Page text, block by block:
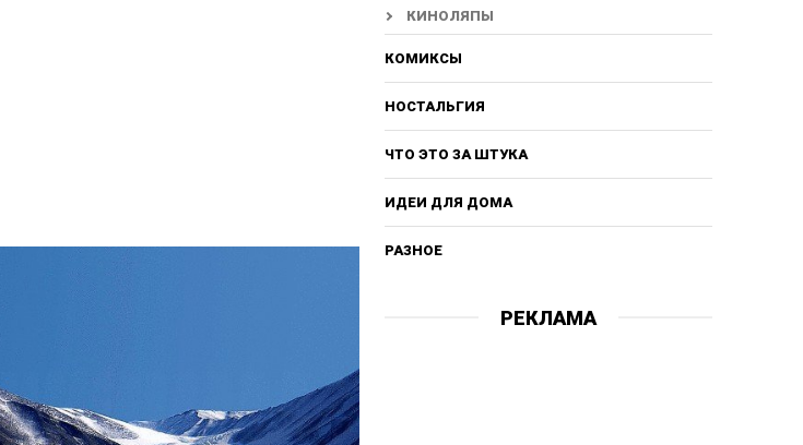
КИНОЛЯПЫ
КОМИКСЫ
НОСТАЛЬГИЯ
ЧТО ЭТО ЗА ШТУКА
ИДЕИ ДЛЯ ДОМА
РАЗНОЕ
РЕКЛАМА